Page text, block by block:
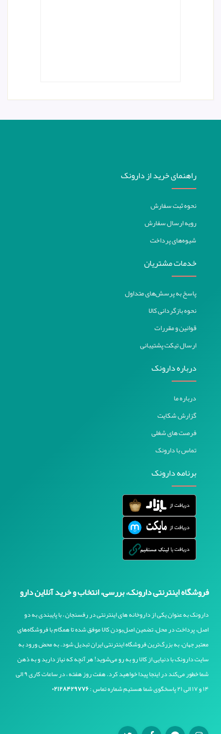
راهنمای خرید از دارونک
نحوه ثبت سفارش
رویه ارسال سفارش
شیوه‌های پرداخت
خدمات مشتریان
پاسخ به پرسش‌های متداول
نحوه بازگردانی کالا
قوانین و مقررات
ارسال تیکت پشتیبانی
درباره دارونک
درباره ما
گزارش شکایت
فرصت های شغلی
تماس با دارونک
برنامه دارونک
فروشگاه اینترنتی دارونک، بررسی، انتخاب و خرید آنلاین دارو
دارونک به عنوان یکی از داروخانه های اینترنتی در رفسنجان ، با پایبندی به دو
اصل، پرداخت در محل، تضمین اصل‌بودن کالا موفق شده تا همگام با فروشگاه‌های
معتبر جهان، به بزرگ‌ترین فروشگاه اینترنتی ایران تبدیل شود. به محض ورود به
سایت دارونک با دنیایی از کالا رو به رو می‌شوید! هر آنچه که نیاز دارید و به ذهن
شما خطور می‌کند در اینجا پیدا خواهید کرد. هفت روز هفته ، در ساعات کاری ۹ الی
۱۴ و ۱۷ الی ۲۱ پاسخگوی شما هستیم شماره تماس :
۰۲۱۲۸۴۲۹۷۷۶